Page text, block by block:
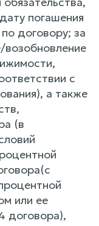
погашения
договору; за
возобновление
с
а также
(в
или ее
договора),